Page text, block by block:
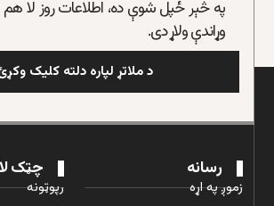
په څېر ځپل شوې ده، اطلاعات روز لا
وړاندې ولاړ دی.
د ملاتړ لپاره دلته کلیک
رسانه
زموږ په اړه
چټک
رپوټونه